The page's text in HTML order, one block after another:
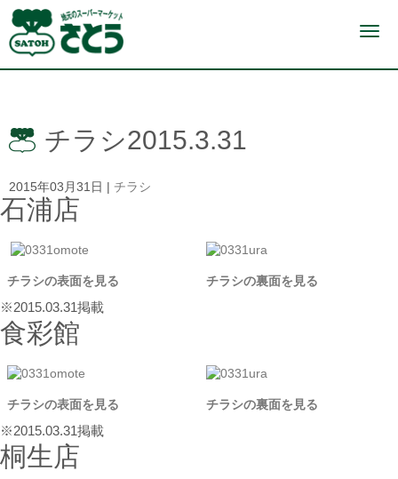
N
i
チラシ2015.3.31
2015年03月31日 チラシ
石浦店
チラシの表面を見る チラシの裏面を見る
※2015.03.31掲載
食彩館
チラシの表面を見る チラシの裏面を見る
※2015.03.31掲載
桐生店